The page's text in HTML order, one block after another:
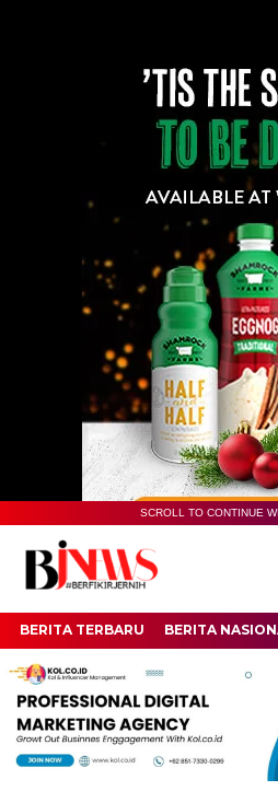
SCROLL TO CONTINUE
BERITA TERBARU BERITA